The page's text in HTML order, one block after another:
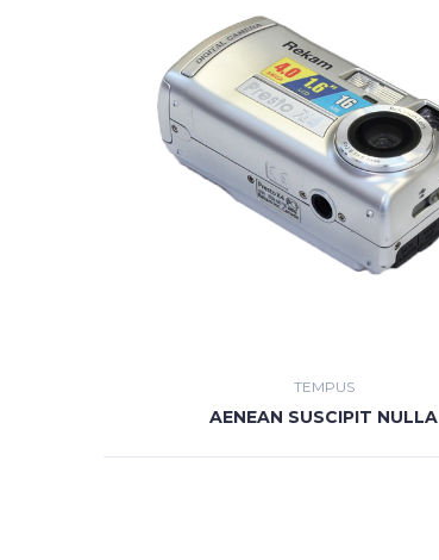
TEMPUS
AENEAN SUSCIPIT NULLA